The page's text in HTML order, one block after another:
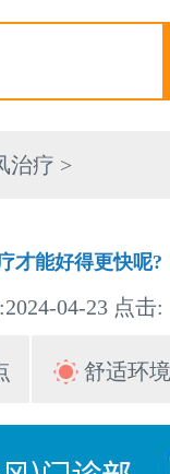
治疗 >
才能好得更快呢?
04-23 点击:
舒适环境